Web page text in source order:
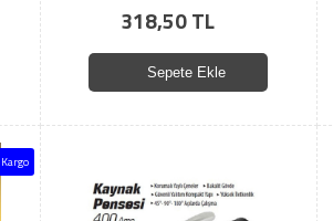
318,50 TL
Sepete Ekle